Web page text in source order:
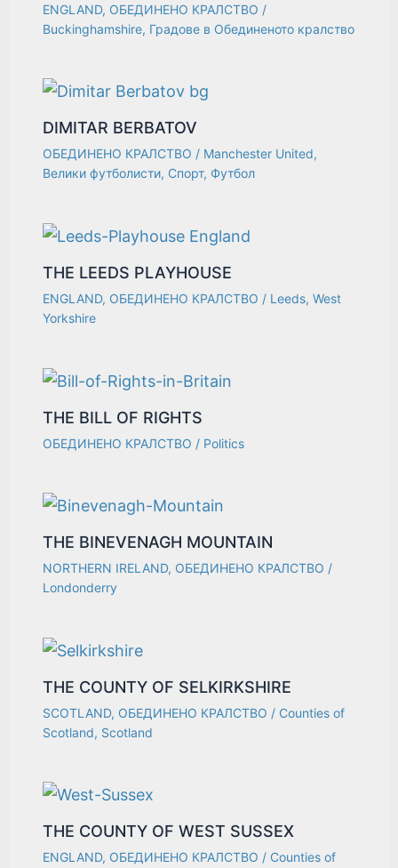
ENGLAND, ОБЕДИНЕНО КРАЛСТВО /
Buckinghamshire, Градове в Обединеното кралство
DIMITAR BERBATOV
ОБЕДИНЕНО КРАЛСТВО / Manchester United,
Велики футболисти, Спорт, Футбол
THE LEEDS PLAYHOUSE
ENGLAND, ОБЕДИНЕНО КРАЛСТВО / Leeds,West
Yorkshire
THE BILL OF RIGHTS
ОБЕДИНЕНО КРАЛСТВО / Politics
THE BINEVENAGH MOUNTAIN
NORTHERN IRELAND, ОБЕДИНЕНО КРАЛСТВО /
Londonderry
THE COUNTY OF SELKIRKSHIRE
SCOTLAND, ОБЕДИНЕНО КРАЛСТВО / Counties of
Scotland, Scotland
THE COUNTY OF WEST SUSSEX
ENGLAND, ОБЕДИНЕНО КРАЛСТВО / Counties of